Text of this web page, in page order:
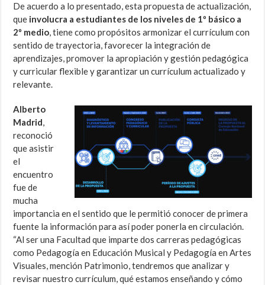
De acuerdo a lo presentado, esta propuesta de actualización,
que involucra a estudiantes de los niveles de 1º básico a
2º medio, tiene como propósitos armonizar el currículum con
sentido de trayectoria, favorecer la integración de
aprendizajes, promover la apropiación y gestión pedagógica
y curricular flexible y garantizar un currículum actualizado y
relevante.
Alberto
Madrid,
reconoció
que asistir
el
encuentro
fue de
mucha
importancia en el sentido que le permitió conocer de primera
fuente la información para así poder ponerla en circulación.
“Al ser una Facultad que imparte dos carreras pedagógicas
como Pedagogía en Educación Musical y Pedagogía en Artes
Visuales, mención Patrimonio, tendremos que analizar y
revisar nuestro currículum, qué estamos enseñando y cómo